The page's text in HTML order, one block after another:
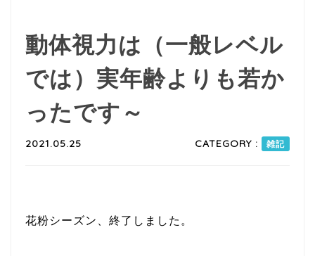
動体視力は（一般レベル
では）実年齢よりも若か
ったです～
2021.05.25 CATEGORY : 雑記
花粉シーズン、終了しました。